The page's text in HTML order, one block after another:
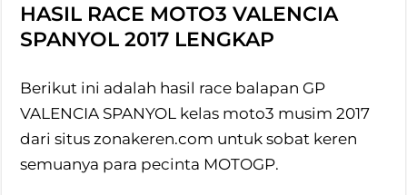
HASIL RACE MOTO3 VALENCIA
SPANYOL 2017 LENGKAP
Berikut ini adalah hasil race balapan GP
VALENCIA SPANYOL kelas moto3 musim 2017
dari situs zonakeren.com untuk sobat keren
semuanya para pecinta MOTOGP.